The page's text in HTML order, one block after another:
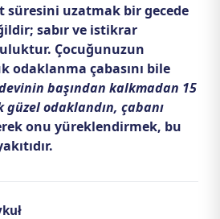
süresini uzatmak bir gecede
sabır ve istikrar
Çocuğunuzun
odaklanma çabasını bile
başından kalkmadan 15
odaklandın, çabanı
onu yüreklendirmek, bu